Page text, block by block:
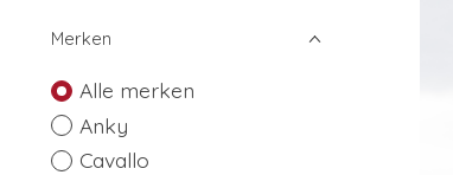
Merken
Alle merken
Anky
Cavallo